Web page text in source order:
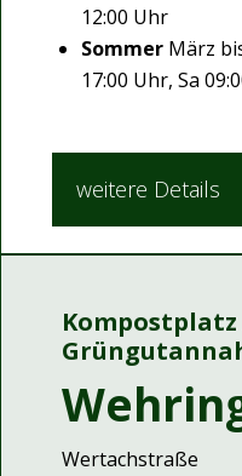
12:00 Uhr
Sommer März
17:00 Uhr, Sa
weitere Details
Wertachstraße